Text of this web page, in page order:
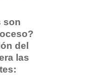
son
del
las